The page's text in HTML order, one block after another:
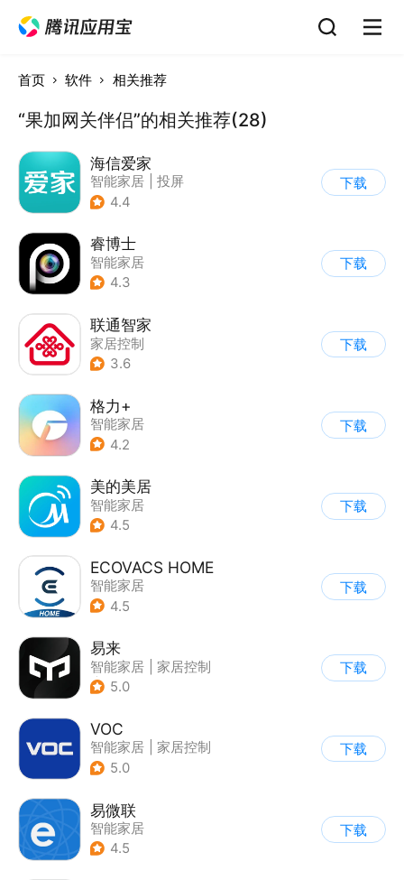
首页 软件 相关推荐
“果加网关伴侣”的相关推荐(28)
海信爱家
智能家居
投屏
4.4
下载
睿博士
智能家居
4.3
下载
联通智家
家居控制
3.6
下载
格力+
智能家居
4.2
下载
美的美居
智能家居
4.5
下载
ECOVACS HOME
智能家居
4.5
下载
易来
智能家居
家居控制
| 家居装修
5.0
下载
VOC
智能家居
家居控制
5.0
下载
易微联
智能家居
4.5
下载